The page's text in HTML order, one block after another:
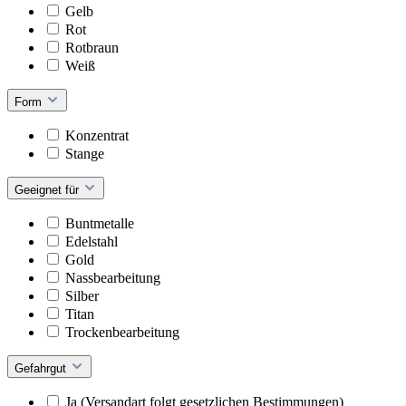
Gelb
Rot
Rotbraun
Weiß
Form
Konzentrat
Stange
Geeignet für
Buntmetalle
Edelstahl
Gold
Nassbearbeitung
Silber
Titan
Trockenbearbeitung
Gefahrgut
Ja (Versandart folgt gesetzlichen Bestimmungen)